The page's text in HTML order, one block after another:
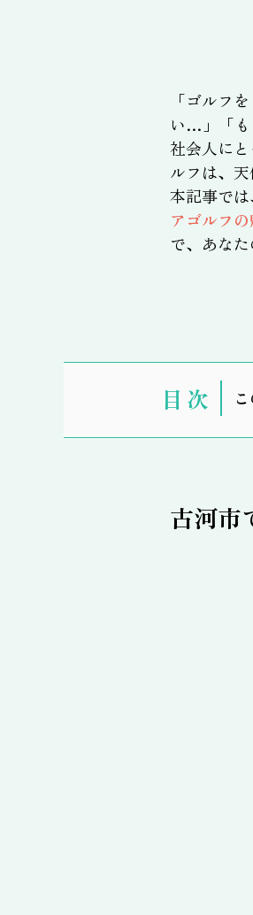
「ゴルフ
い…」「も
社会人に
ルフは、
本記事で
アゴルフ
で、あな
表
示
古河市